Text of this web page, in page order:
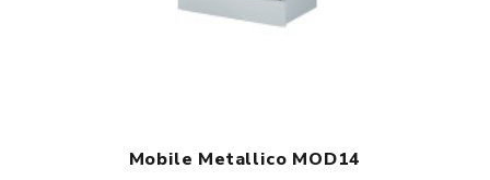
Mobile Metallico MOD14